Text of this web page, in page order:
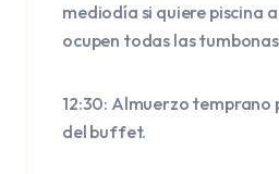
mediodía si quiere piscina
ocupen todas las
12:30: Almuerzo
del buffet.